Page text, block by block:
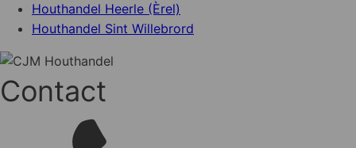
Houthandel Heerle (Èrel)
Houthandel Sint Willebrord
Contact